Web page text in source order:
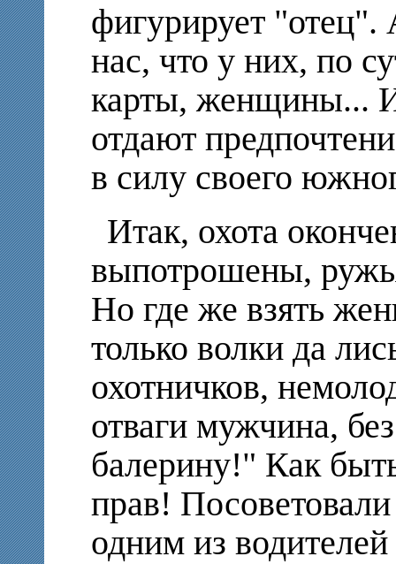
фигурирует
нас, что у них, по
карты, женщины...
отдают
в силу своего
Итак, охота
выпотрошены,
Но где же взять
только волки да
охотничков,
отваги мужчина,
балерину!" Как
прав!
одним из